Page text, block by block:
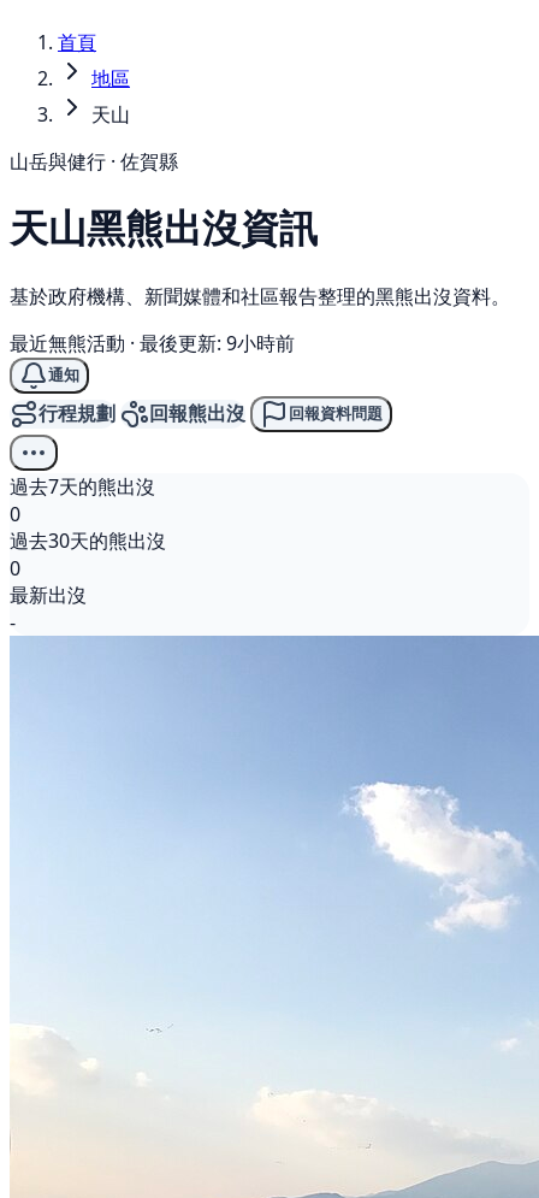
首頁
地區
天山
山岳與健行 · 佐賀縣
天山黑熊出沒資訊
基於政府機構、新聞媒體和社區報告整理的黑熊出沒資料。
最近無熊活動 · 最後更新: 9小時前
通知
行程規劃 回報熊出沒 回報資料問題
過去7天的熊出沒
0
過去30天的熊出沒
0
最新出沒
-